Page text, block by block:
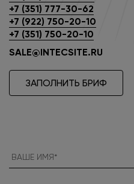
+7 (351) 777-30-62
+7 (922) 750-20-10
+7 (351) 750-20-10
SALE@INTECSITE.RU
ЗАПОЛНИТЬ БРИФ